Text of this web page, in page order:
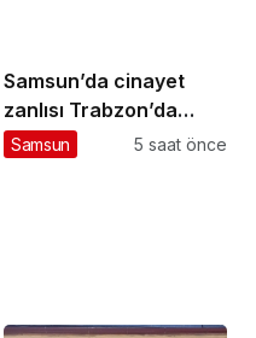
Samsun’da cinayet
zanlısı Trabzon’da
yakalandı
Samsun 5 saat önce